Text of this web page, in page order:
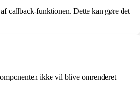
callback-funktionen. Dette kan gøre det
ikke vil blive omrenderet